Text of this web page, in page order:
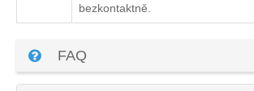
bezkontaktně.
FAQ